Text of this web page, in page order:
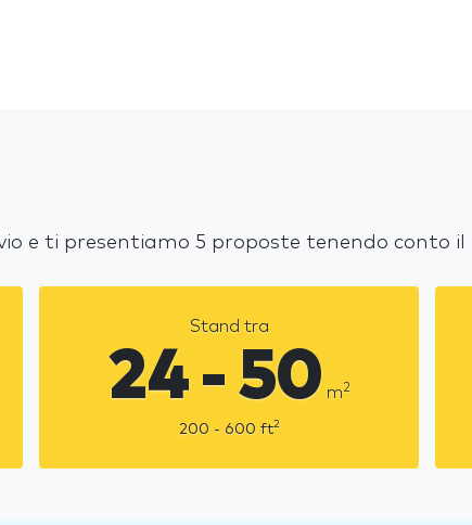
e ti presentiamo 5 proposte tenendo conto
Stand tra
24 - 50 m2
200 - 600 ft2